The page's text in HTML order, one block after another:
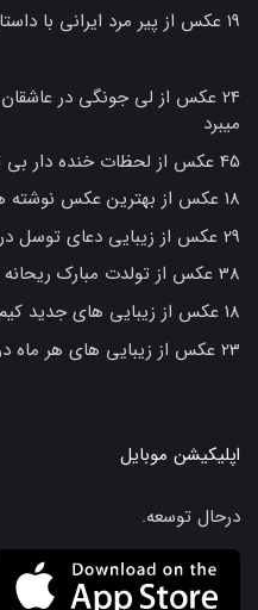
19 عکس از پیر مرد ایرانی با داستان های زندگی شگفت انگیز
24 عکس از لی جونگی در
میبرد
45 عکس از لحظات خنده دار بی تی اس با جملات دلنشین
18 عکس از بهترین عکس نوشته های تبریک تولد به خواهرم
29 عکس از زیبایی دعای توسل در قاب تصویر
38 عکس از تولدت مبارک ریحانه جان به یادماندنی
18 عکس از زیبایی های جدید کیم تهیونگ برای طرفدارانش
23 عکس از زیبایی های هر ماه در طبیعت
اپلیکیشن موبایل
درحال توسعه.